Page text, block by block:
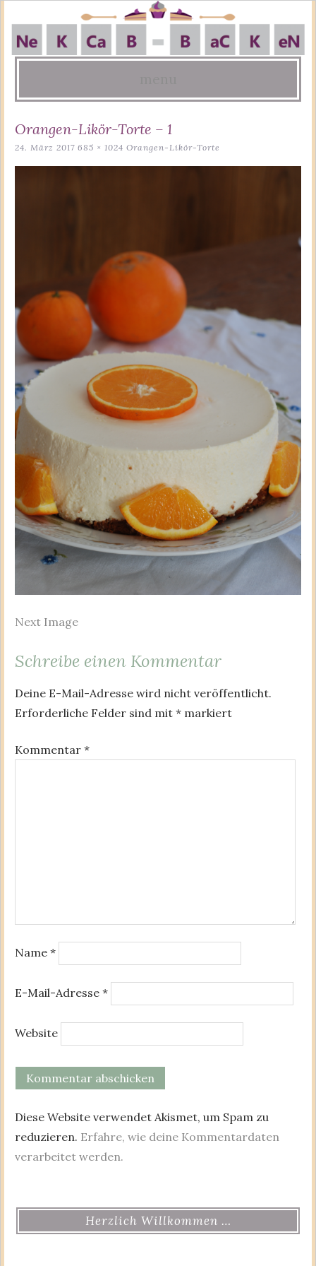
to
Orangen-Likör-Torte – 1
24. März 2017 685 × 1024 Orangen-Likör-Torte
Next Image
Schreibe einen Kommentar
Deine E-Mail-Adresse wird nicht veröffentlicht.
Erforderliche Felder sind mit * markiert
Kommentar *
Name *
E-Mail-Adresse *
Website
Diese Website verwendet Akismet, um Spam zu
reduzieren. Erfahre, wie deine Kommentardaten
verarbeitet werden.
Herzlich Willkommen …